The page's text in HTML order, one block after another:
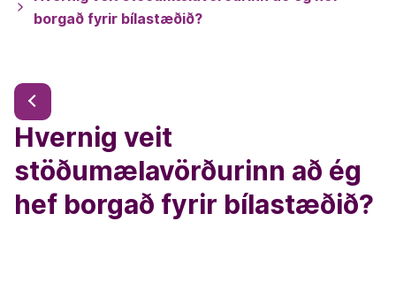
borgað fyrir bílastæðið?
Hvernig veit
stöðumælavörðurinn að ég
hef borgað fyrir bílastæðið?